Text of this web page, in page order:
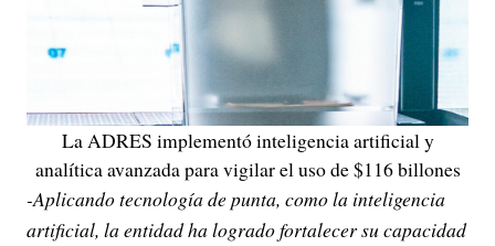
La ADRES implementó inteligencia artificial y
analítica avanzada para vigilar el uso de $116 billones
-Aplicando tecnología de punta, como la inteligencia
artificial, la entidad ha logrado fortalecer su capacidad